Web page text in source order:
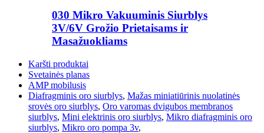
030 Mikro Vakuuminis Siurblys
3V/6V Grožio Prietaisams ir
Masažuokliams
Karšti produktai
Svetainės planas
AMP mobilusis
Diafragminis oro siurblys, Mažas miniatiūrinis nuolatinės
srovės oro siurblys, Oro varomas dvigubos membranos
siurblys, Mini elektrinis oro siurblys, Mikro diafragminis oro
siurblys, Mikro oro pompa 3v,